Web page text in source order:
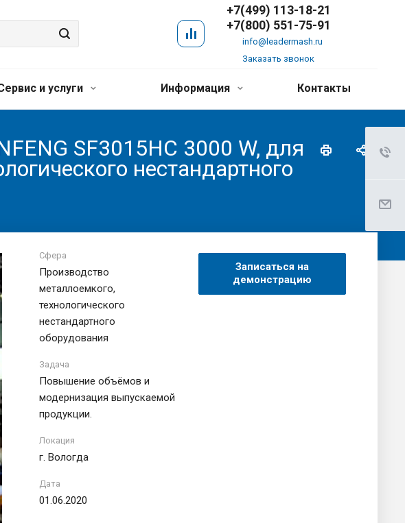
+7(499) 113-18-21
+7(800) 551-75-91
info@leadermash.ru
Заказать звонок
и услуги Информация Контакты
SF3015HC 3000 W, для
нестандартного
Сфера
Производство
металлоемкого,
технологического
нестандартного
оборудования
Задача
Повышение объёмов и
модернизация выпускаемой
продукции.
Локация
г. Вологда
Дата
01.06.2020
Записаться на
демонстрацию